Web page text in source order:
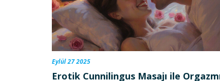
Eylül 27 2025
Erotik Cunnilingus Masajı ile